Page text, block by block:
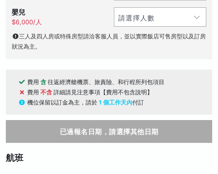
嬰兒
$6,000/人
三人及四人房或特殊房型請洽客服人員，並以實際飯店可售房型以及訂房
狀況為主。
費用 含 往返經濟艙機票、旅責險、和行程所列包項目
費用 不含 詳細請見注意事項【費用不包含說明】
機位保留以訂金為主，請於 1 個工作天內付訂
已過報名日期，請選擇其他日期
航班